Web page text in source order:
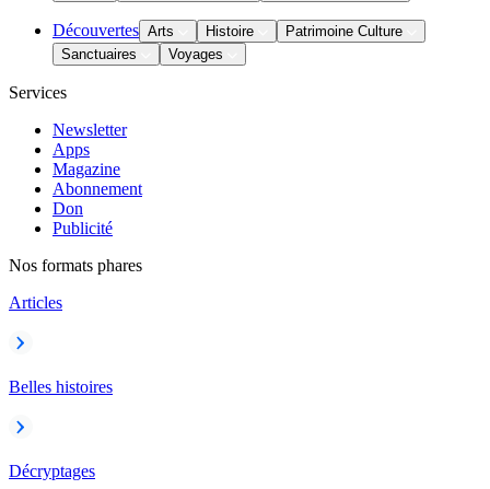
Découvertes Arts Histoire
Patrimoine Culture
Sanctuaires
Voyages
Services
Newsletter
Apps
Magazine
Abonnement
Don
Publicité
Nos formats phares
Articles
Belles histoires
Décryptages